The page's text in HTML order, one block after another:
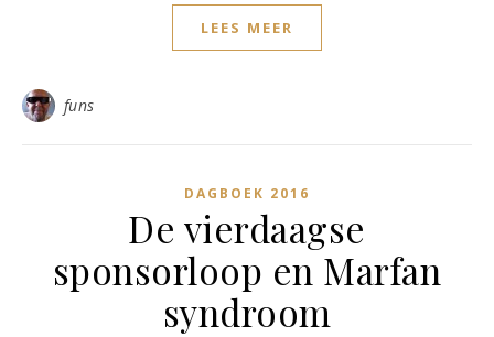
LEES MEER
funs
DAGBOEK 2016
De vierdaagse
sponsorloop en Marfan
syndroom